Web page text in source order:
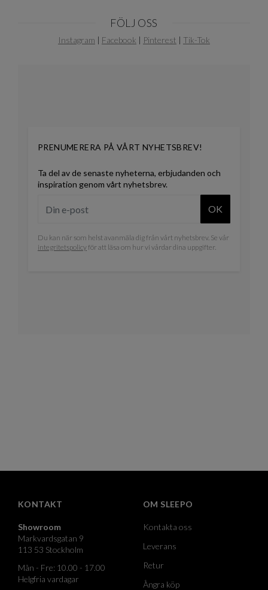
FÖLJ OSS
Instagram | Facebook | Pinterest | Tik-Tok
PRENUMERERA PÅ VÅRT NYHETSBREV!
Ta del av de senaste nyheterna, erbjudanden och
inspiration genom vårt nyhetsbrev.
OK
Du kan när som helst avanmäla dig från vårt nyhetsbrev. Se vår
integritetspolicyför att läsa om hur vi vårdar dina uppgifter.
KONTAKT
Showroom
Markvardsgatan 9
113 53 Stockholm
Mån - Fre: 10.00 - 17.00
Helgfria vardagar
OM SLEEPO
Kontakta oss
Leverans
Retur
Ångra köp